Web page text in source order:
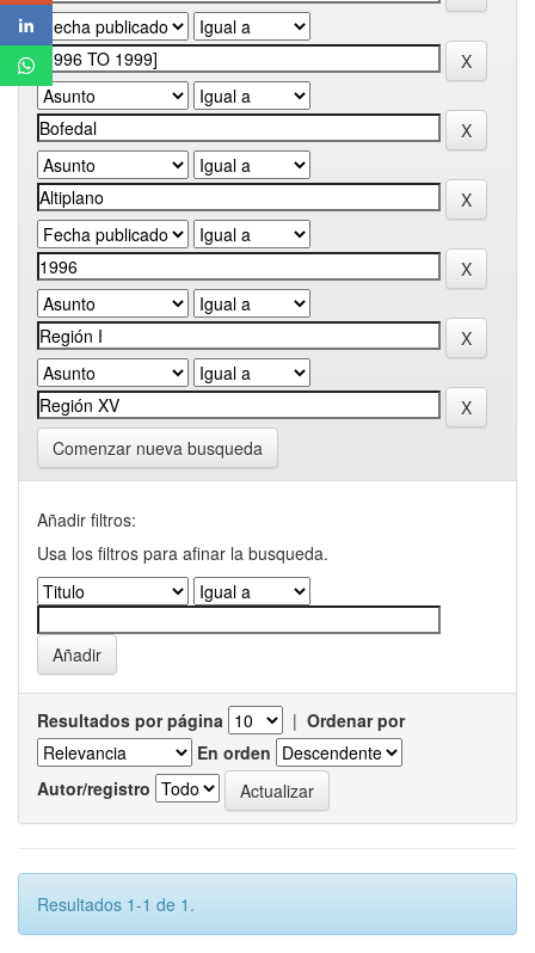
Comenzar nueva busqueda
Añadir filtros:
Usa los filtros para afinar la busqueda.
Resultados por página | Ordenar por
En orden
Autor/registro
Resultados 1-1 de 1.